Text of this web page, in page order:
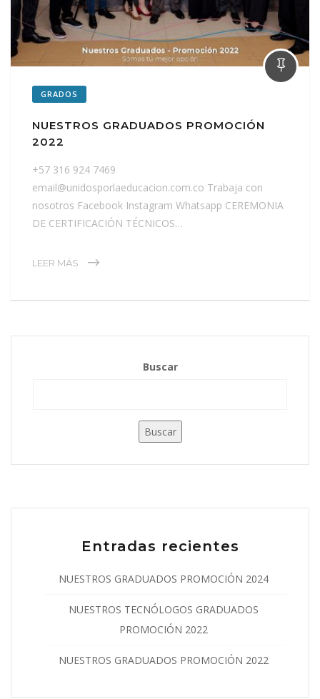
GRADOS
NUESTROS GRADUADOS PROMOCIÓN
2022
+57 316 924 7469
email@unidosporlaeducacion.com.co Trabaja con
nosotros Facebook Instagram Whatsapp CEREMONIA
DE CERTIFICACIÓN TÉCNICOS…
LEER MÁS
Buscar
Buscar
Entradas recientes
NUESTROS GRADUADOS PROMOCIÓN 2024
NUESTROS TECNÓLOGOS GRADUADOS
PROMOCIÓN 2022
NUESTROS GRADUADOS PROMOCIÓN 2022